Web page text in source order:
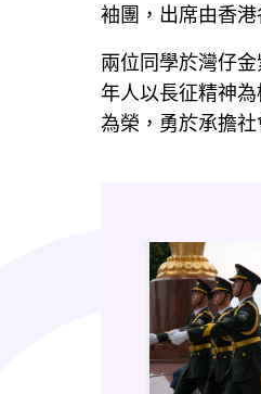
袖團，出席由香
兩位同學於灣仔
年人以長征精神
為榮，勇於承擔